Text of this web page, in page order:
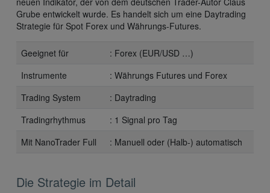
Grube entwickelt wurde. Es handelt sich um eine Daytrading
Strategie für Spot Forex und Währungs-Futures.
Geeignet für
: Forex (EUR/USD …)
Instrumente
: Währungs Futures und Forex
Trading System
: Daytrading
Tradingrhythmus
: 1 Signal pro Tag
Mit NanoTrader Full
: Manuell oder (Halb-) automatisch
Die Strategie im Detail